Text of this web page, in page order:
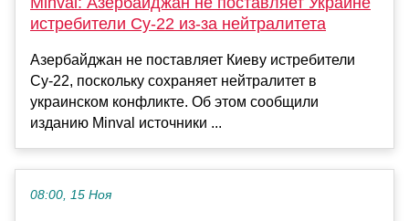
истребители Су-22 из-за нейтралитета
Азербайджан не поставляет Киеву истребители
Су-22, поскольку сохраняет нейтралитет в
украинском конфликте. Об этом сообщили
изданию Minval источники ...
08:00, 15 Ноя